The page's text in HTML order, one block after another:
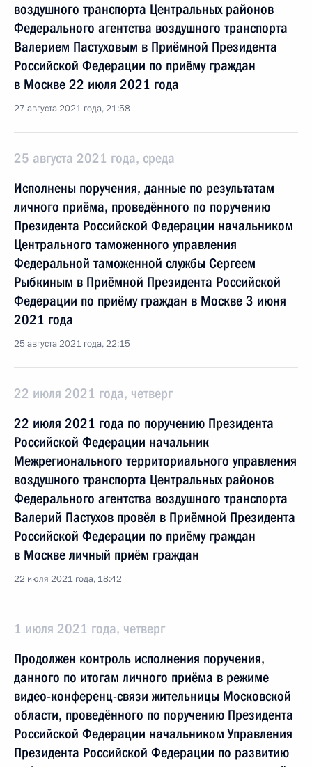
воздушного транспорта Центральных районов
Федерального агентства воздушного транспорта
Валерием Пастуховым в Приёмной Президента
Российской Федерации по приёму граждан
в Москве 22 июля 2021 года
27 августа 2021 года, 21:58
25 августа 2021 года, среда
Исполнены поручения, данные по результатам
личного приёма, проведённого по поручению
Президента Российской Федерации начальником
Центрального таможенного управления
Федеральной таможенной службы Сергеем
Рыбкиным в Приёмной Президента Российской
Федерации по приёму граждан в Москве 3 июня
2021 года
25 августа 2021 года, 22:15
22 июля 2021 года, четверг
22 июля 2021 года по поручению Президента
Российской Федерации начальник
Межрегионального территориального управления
воздушного транспорта Центральных районов
Федерального агентства воздушного транспорта
Валерий Пастухов провёл в Приёмной Президента
Российской Федерации по приёму граждан
в Москве личный приём граждан
22 июля 2021 года, 18:42
1 июля 2021 года, четверг
Продолжен контроль исполнения поручения,
данного по итогам личного приёма в режиме
видео-конференц-связи жительницы Московской
области, проведённого по поручению Президента
Российской Федерации начальником Управления
Президента Российской Федерации по развитию